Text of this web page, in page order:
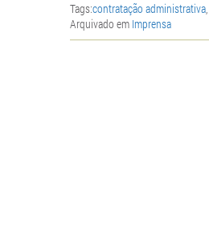
Tags:contratação administrativa,
Arquivado em Imprensa